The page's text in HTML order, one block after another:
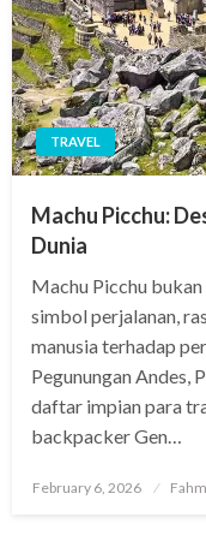
TRAVEL
Machu Picchu:
Dunia
Machu Picchu
simbol perjalanan,
manusia terhadap
Pegunungan Andes,
daftar impian para
backpacker Gen…
Posted
February 6, 2026